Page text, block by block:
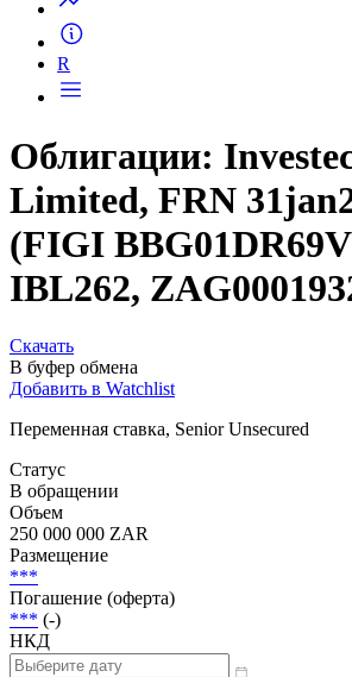
R
Облигации:
Limited, FRN
(FIGI
IBL262,
Скачать
В буфер обмена
Добавить в Watchlist
Переменная ставка, Senior Unsecured
Статус
В обращении
Объем
250 000 000 ZAR
Размещение
***
Погашение (оферта)
*** (-)
НКД